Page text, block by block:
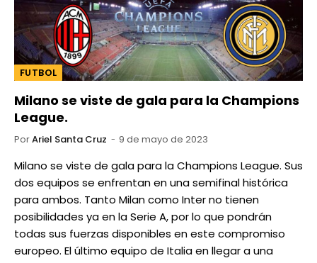
FUTBOL
Milano se viste de gala para la Champions
League.
PorAriel Santa Cruz 9 de mayo de 2023
Milano se viste de gala para la Champions League. Sus
dos equipos se enfrentan en una semifinal histórica
para ambos. Tanto Milan como Inter no tienen
posibilidades ya en la Serie A, por lo que pondrán
todas sus fuerzas disponibles en este compromiso
europeo. El último equipo de Italia en llegar a una